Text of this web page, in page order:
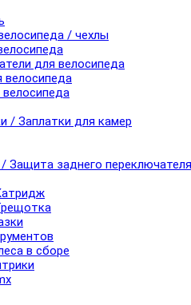
/ чехлы
для велосипеда
/ Заплатки для камер
Защита заднего переключателя
в сборе